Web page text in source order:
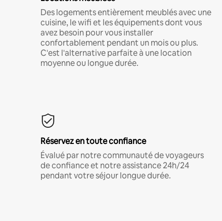
Des logements entièrement meublés avec une
cuisine, le wifi et les équipements dont vous
avez besoin pour vous installer
confortablement pendant un mois ou plus.
C'est l'alternative parfaite à une location
moyenne ou longue durée.
Réservez en toute confiance
Évalué par notre communauté de voyageurs
de confiance et notre assistance 24h/24
pendant votre séjour longue durée.